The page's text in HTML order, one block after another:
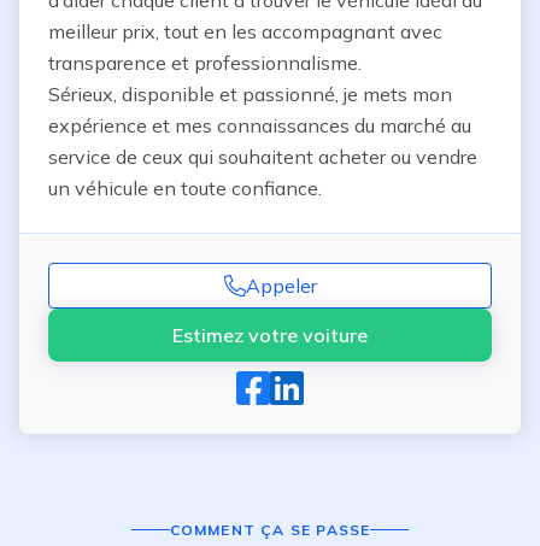
meilleur prix, tout en les accompagnant avec
transparence et professionnalisme.
Sérieux, disponible et passionné, je mets mon
expérience et mes connaissances du marché au
service de ceux qui souhaitent acheter ou vendre
un véhicule en toute confiance.
Appeler
Estimez votre voiture
COMMENT ÇA SE PASSE